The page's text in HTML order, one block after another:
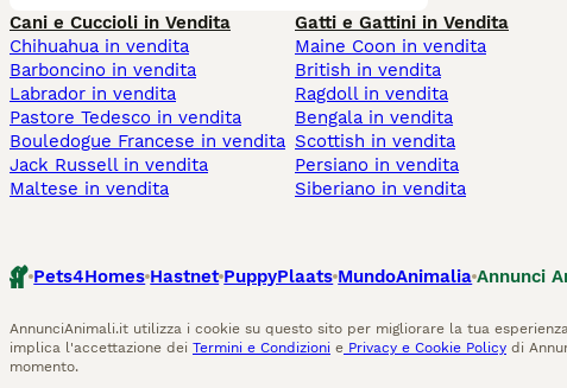
Cani e Cuccioli in Vendita
Chihuahua in vendita
Barboncino in vendita
Labrador in vendita
Pastore Tedesco in vendita
Bouledogue Francese in vendita
Jack Russell in vendita
Maltese in vendita
Gatti e Gattini in Vendita
Maine Coon in vendita
British in vendita
Ragdoll in vendita
Bengala in vendita
Scottish in vendita
Persiano in vendita
Siberiano in vendita
Pets4Homes Hastnet PuppyPlaats MundoAnimalia Annunci
AnnunciAnimali.it utilizza i cookie su questo sito per migliorare la tua
implica l'accettazione dei Termini e Condizioni e Privacy e Cookie Policy di
momento.